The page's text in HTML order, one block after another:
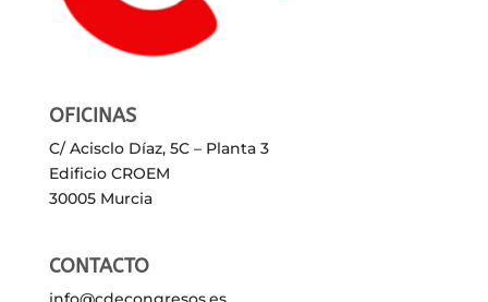
OFICINAS
C/ Acisclo Díaz, 5C – Planta 3
Edificio CROEM
30005 Murcia
CONTACTO